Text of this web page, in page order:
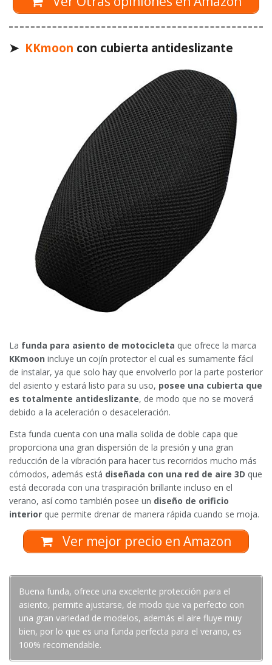
➤ KKmoon con cubierta antideslizante
La funda para asiento de motocicleta que ofrece la marca
KKmoon incluye un cojín protector el cual es sumamente fácil
de instalar, ya que solo hay que envolverlo por la parte posterior
del asiento y estará listo para su uso, posee una cubierta que
es totalmente antideslizante, de modo que no se moverá
debido a la aceleración o desaceleración.
Esta funda cuenta con una malla solida de doble capa que
proporciona una gran dispersión de la presión y una gran
reducción de la vibración para hacer tus recorridos mucho más
cómodos, además está diseñada con una red de aire 3D que
está decorada con una traspiración brillante incluso en el
verano, así como también posee un diseño de orificio
interior que permite drenar de manera rápida cuando se moja.
Ver mejor precio en Amazon
Buena funda, ofrece una excelente protección para el
asiento, permite ajustarse, de modo que va perfecto con
una gran variedad de modelos, además el aire fluye muy
bien, por lo que es una funda perfecta para el verano, es
100% recomendable.